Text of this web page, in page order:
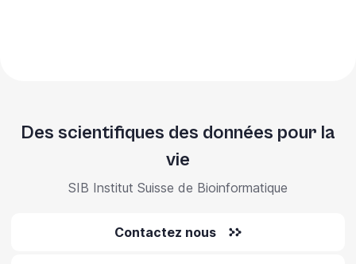
Des scientifiques des données pour la
vie
SIB Institut Suisse de Bioinformatique
Contactez nous